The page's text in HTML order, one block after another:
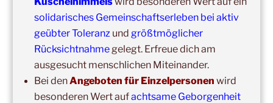
Alle Rechte vorbehalten.
solidarisches Gemeinschaftserleben bei aktiv
geübter Toleranz und größtmöglicher
Rücksichtnahmegelegt. Erfreue dich am
ausgesucht menschlichen Miteinander.
Bei denAngeboten für Einzelpersonen wird
besonderen Wert aufachtsame Geborgenheit